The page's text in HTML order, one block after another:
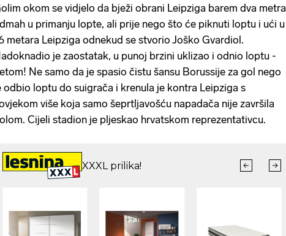
okom se vidjelo da bježi obrani Leipziga barem dva metra
u primanju lopte, ali prije nego što će piknuti loptu i ući u
metara Leipziga odnekud se stvorio Joško Gvardiol.
je zaostatak, u punoj brzini uklizao i odnio loptu -
Ne samo da je spasio čistu šansu Borussije za gol nego
odbio loptu do suigrača i krenula je kontra Leipziga s
više koja samo šeprtljavošću napadača nije završila
Cijeli stadion je pljeskao hrvatskom reprezentativcu.